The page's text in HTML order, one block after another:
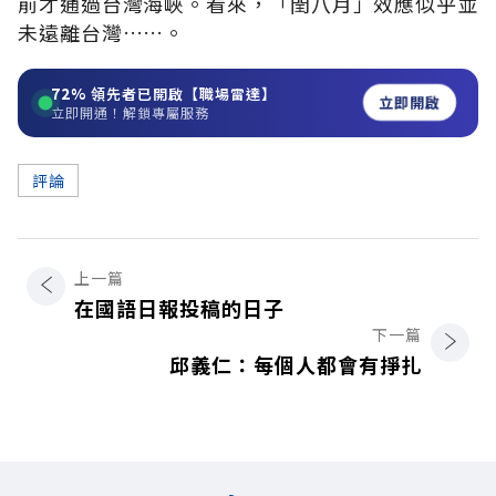
未遠離台灣……。
72% 領先者已開啟【職場雷達】
立即開通！解鎖專屬服務 立即開啟
評論
上一篇
在國語日報投稿的日子
下一篇
邱義仁：每個人都會有掙扎